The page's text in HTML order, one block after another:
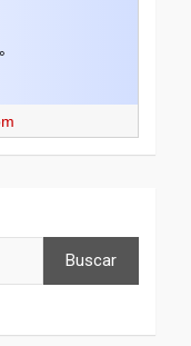
Buscar